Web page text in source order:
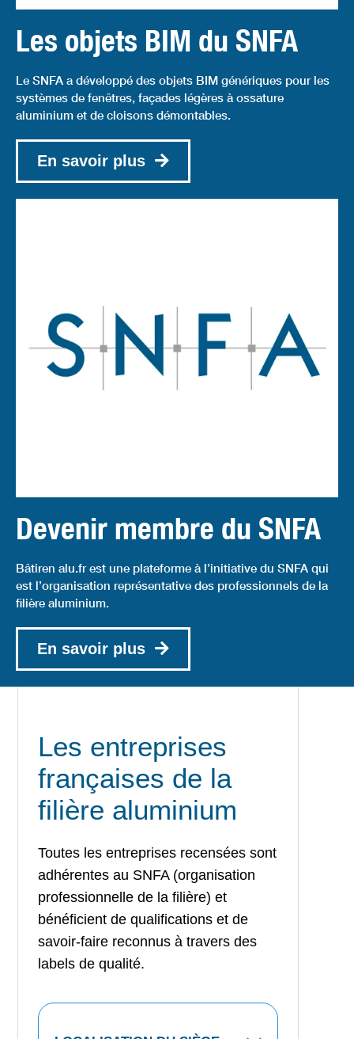
Les objets BIM du SNFA
Le SNFA a développé des objets BIM génériques pour les
systèmes de fenêtres, façades légères à ossature
aluminium et de cloisons démontables.
En savoir plus
Devenir membre du SNFA
Bâtiren alu.fr est une plateforme à l’initiative du SNFA qui
est l’organisation représentative des professionnels de la
filière aluminium.
En savoir plus
Les entreprises
françaises de la
filière aluminium
Toutes les entreprises recensées sont
adhérentes au SNFA (organisation
professionnelle de la filière) et
bénéficient de qualifications et de
savoir-faire reconnus à travers des
labels de qualité.